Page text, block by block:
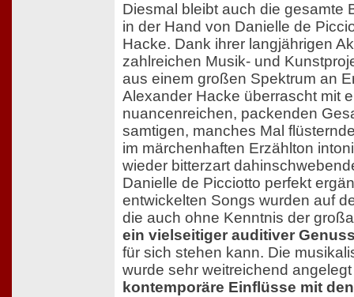
Diesmal bleibt auch die gesamte
in der Hand von Danielle de
Hacke. Dank ihrer langjährigen
zahlreichen Musik- und
aus einem großen Spektrum an
Alexander Hacke überrascht mit
nuancenreichen, packenden
samtigen, manches Mal
im märchenhaften Erzählton
wieder bitterzart
Danielle de Picciotto perfekt
entwickelten Songs wurden auf
die auch ohne Kenntnis der
ein vielseitiger auditiver
für sich stehen kann. Die
wurde sehr weitreichend
kontemporäre Einflüsse mit